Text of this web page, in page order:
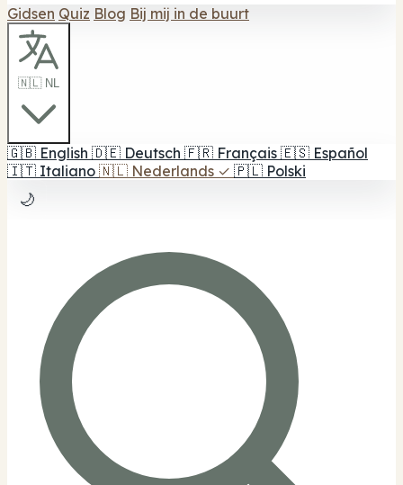
Gidsen Quiz Blog Bij mij in de buurt
🇳🇱 NL
🇬🇧 English 🇩🇪 Deutsch 🇫🇷 Français 🇪🇸 Español
🇮🇹 Italiano 🇳🇱 Nederlands ✓ 🇵🇱 Polski
🌙